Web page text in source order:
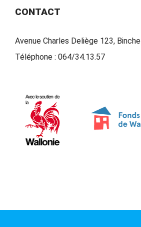
CONTACT
Avenue Charles Deliège 123, Binche
Téléphone : 064/34.13.57